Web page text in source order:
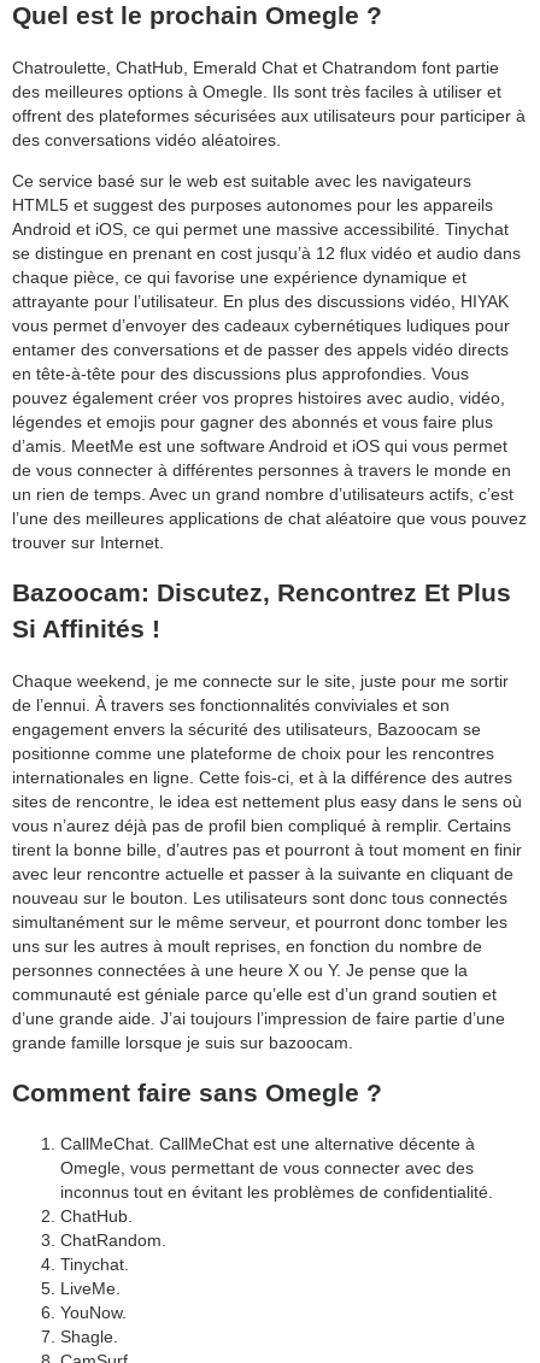
Quel est le prochain Omegle ?
Chatroulette, ChatHub, Emerald Chat et Chatrandom font partie
des meilleures options à Omegle. Ils sont très faciles à utiliser et
offrent des plateformes sécurisées aux utilisateurs pour participer à
des conversations vidéo aléatoires.
Ce service basé sur le web est suitable avec les navigateurs
HTML5 et suggest des purposes autonomes pour les appareils
Android et iOS, ce qui permet une massive accessibilité. Tinychat
se distingue en prenant en cost jusqu’à 12 flux vidéo et audio dans
chaque pièce, ce qui favorise une expérience dynamique et
attrayante pour l’utilisateur. En plus des discussions vidéo, HIYAK
vous permet d’envoyer des cadeaux cybernétiques ludiques pour
entamer des conversations et de passer des appels vidéo directs
en tête-à-tête pour des discussions plus approfondies. Vous
pouvez également créer vos propres histoires avec audio, vidéo,
légendes et emojis pour gagner des abonnés et vous faire plus
d’amis. MeetMe est une software Android et iOS qui vous permet
de vous connecter à différentes personnes à travers le monde en
un rien de temps. Avec un grand nombre d’utilisateurs actifs, c’est
l’une des meilleures applications de chat aléatoire que vous pouvez
trouver sur Internet.
Bazoocam: Discutez, Rencontrez Et Plus
Si Affinités !
Chaque weekend, je me connecte sur le site, juste pour me sortir
de l’ennui. À travers ses fonctionnalités conviviales et son
engagement envers la sécurité des utilisateurs, Bazoocam se
positionne comme une plateforme de choix pour les rencontres
internationales en ligne. Cette fois-ci, et à la différence des autres
sites de rencontre, le idea est nettement plus easy dans le sens où
vous n’aurez déjà pas de profil bien compliqué à remplir. Certains
tirent la bonne bille, d’autres pas et pourront à tout moment en finir
avec leur rencontre actuelle et passer à la suivante en cliquant de
nouveau sur le bouton. Les utilisateurs sont donc tous connectés
simultanément sur le même serveur, et pourront donc tomber les
uns sur les autres à moult reprises, en fonction du nombre de
personnes connectées à une heure X ou Y. Je pense que la
communauté est géniale parce qu’elle est d’un grand soutien et
d’une grande aide. J’ai toujours l’impression de faire partie d’une
grande famille lorsque je suis sur bazoocam.
Comment faire sans Omegle ?
CallMeChat. CallMeChat est une alternative décente à
Omegle, vous permettant de vous connecter avec des
inconnus tout en évitant les problèmes de confidentialité.
ChatHub.
ChatRandom.
Tinychat.
LiveMe.
YouNow.
Shagle.